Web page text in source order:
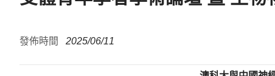
發佈時間 2025/06/11